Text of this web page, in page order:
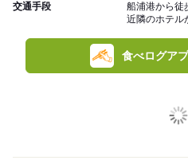
交通手段
船浦港から徒
近隣のホテル
食べログア